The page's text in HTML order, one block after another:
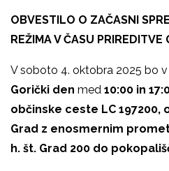
OBVESTILO O ZAČASNI
REŽIMA V ČASU PRIREDITVE
V soboto 4. oktobra 2025 bo
Gorički den med 10:00 in
občinske ceste LC 197200,
Grad z enosmernim
h. št. Grad 200 do